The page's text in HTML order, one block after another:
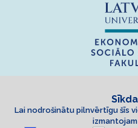
Lai nodrošinātu pilnvērtīgu šīs